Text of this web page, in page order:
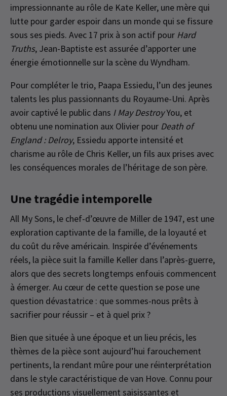
impressionnante au rôle de Kate Keller, une mère qui
lutte pour garder espoir dans un monde qui se fissure
sous ses pieds. Avec 17 prix à son actif pour Hard
Truths, Jean-Baptiste est assurée d’apporter une
énergie émotionnelle sur la scène du Wyndham.
Pour compléter le trio, Paapa Essiedu, l’un des jeunes
talents les plus passionnants du Royaume-Uni. Après
avoir captivé le public dans I May DestroyYou, et
obtenu une nomination aux Olivier pour Death of
England : Delroy, Essiedu apporte intensité et
charisme au rôle de Chris Keller, un fils aux prises avec
les conséquences morales de l’héritage de son père.
Une tragédie intemporelle
All My Sons, le chef-d’œuvre de Miller de 1947, est une
exploration captivante de la famille, de la loyauté et
du coût du rêve américain. Inspirée d’événements
réels, la pièce suit la famille Keller dans l’après-guerre,
alors que des secrets longtemps enfouis commencent
à émerger. Au cœur de cette question se pose une
question dévastatrice : que sommes-nous prêts à
sacrifier pour réussir – et à quel prix ?
Bien que située à une époque et un lieu précis, les
thèmes de la pièce sont aujourd’hui farouchement
pertinents, la rendant mûre pour une réinterprétation
dans le style caractéristique de van Hove. Connu pour
ses productions visuellement saisissantes et